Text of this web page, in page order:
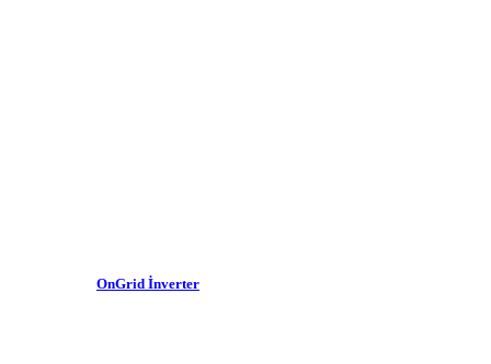
OnGrid İnverter